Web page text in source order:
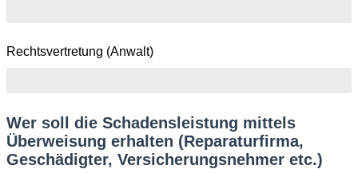
Rechtsvertretung (Anwalt)
Wer soll die Schadensleistung mittels
Überweisung erhalten (Reparaturfirma,
Geschädigter, Versicherungsnehmer etc.)